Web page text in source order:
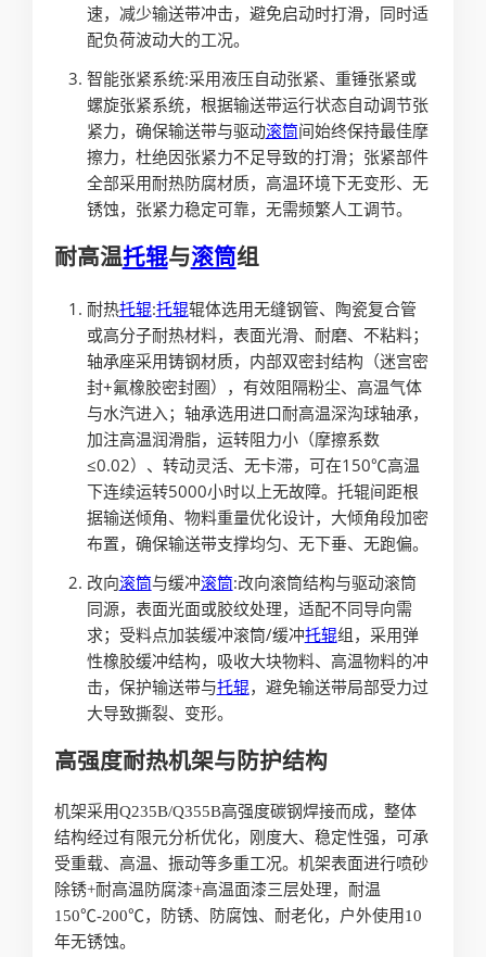
速，减少输送带冲击，避免启动时打滑，同时适
配负荷波动大的工况。
智能张紧系统:采用液压自动张紧、重锤张紧或
螺旋张紧系统，根据输送带运行状态自动调节张
紧力，确保输送带与驱动滚筒间始终保持最佳摩
擦力，杜绝因张紧力不足导致的打滑；张紧部件
全部采用耐热防腐材质，高温环境下无变形、无
锈蚀，张紧力稳定可靠，无需频繁人工调节。
耐高温托辊与滚筒组
耐热托辊:托辊辊体选用无缝钢管、陶瓷复合管
或高分子耐热材料，表面光滑、耐磨、不粘料；
轴承座采用铸钢材质，内部双密封结构（迷宫密
封+氟橡胶密封圈），有效阻隔粉尘、高温气体
与水汽进入；轴承选用进口耐高温深沟球轴承，
加注高温润滑脂，运转阻力小（摩擦系数
≤0.02）、转动灵活、无卡滞，可在150℃高温
下连续运转5000小时以上无故障。托辊间距根
据输送倾角、物料重量优化设计，大倾角段加密
布置，确保输送带支撑均匀、无下垂、无跑偏。
改向滚筒与缓冲滚筒:改向滚筒结构与驱动滚筒
同源，表面光面或胶纹处理，适配不同导向需
求；受料点加装缓冲滚筒/缓冲托辊组，采用弹
性橡胶缓冲结构，吸收大块物料、高温物料的冲
击，保护输送带与托辊，避免输送带局部受力过
大导致撕裂、变形。
高强度耐热机架与防护结构
机架采用Q235B/Q355B高强度碳钢焊接而成，整体
结构经过有限元分析优化，刚度大、稳定性强，可承
受重载、高温、振动等多重工况。机架表面进行喷砂
除锈+耐高温防腐漆+高温面漆三层处理，耐温
150℃-200℃，防锈、防腐蚀、耐老化，户外使用10
年无锈蚀。